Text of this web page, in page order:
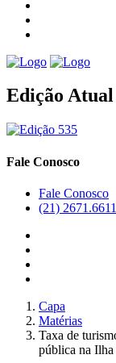
Edição Atual
Fale Conosco
Fale Conosco
(21) 2671.6611
Capa
Matérias
Taxa de
pública na Ilha